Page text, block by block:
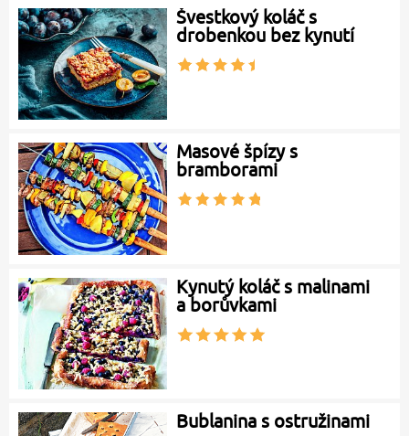
Švestkový koláč s
drobenkou bez kynutí
Masové špízy s
bramborami
Kynutý koláč s malinami
a borůvkami
Bublanina s ostružinami